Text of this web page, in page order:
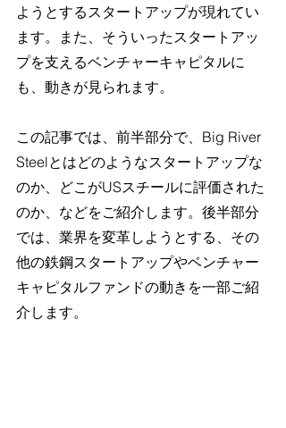
ようとするスタートアップが現れてい
ます。また、そういったスタートアッ
プを支えるベンチャーキャピタルに
も、動きが見られます。
この記事では、前半部分で、Big River
Steelとはどのようなスタートアップな
のか、どこがUSスチールに評価された
のか、などをご紹介します。後半部分
では、業界を変革しようとする、その
他の鉄鋼スタートアップやベンチャー
キャピタルファンドの動きを一部ご紹
介します。